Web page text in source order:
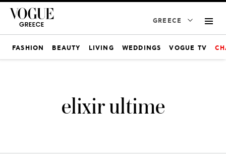
GREECE
FASHION BEAUTY LIVING WEDDINGS VOGUE TV
elixir ultime